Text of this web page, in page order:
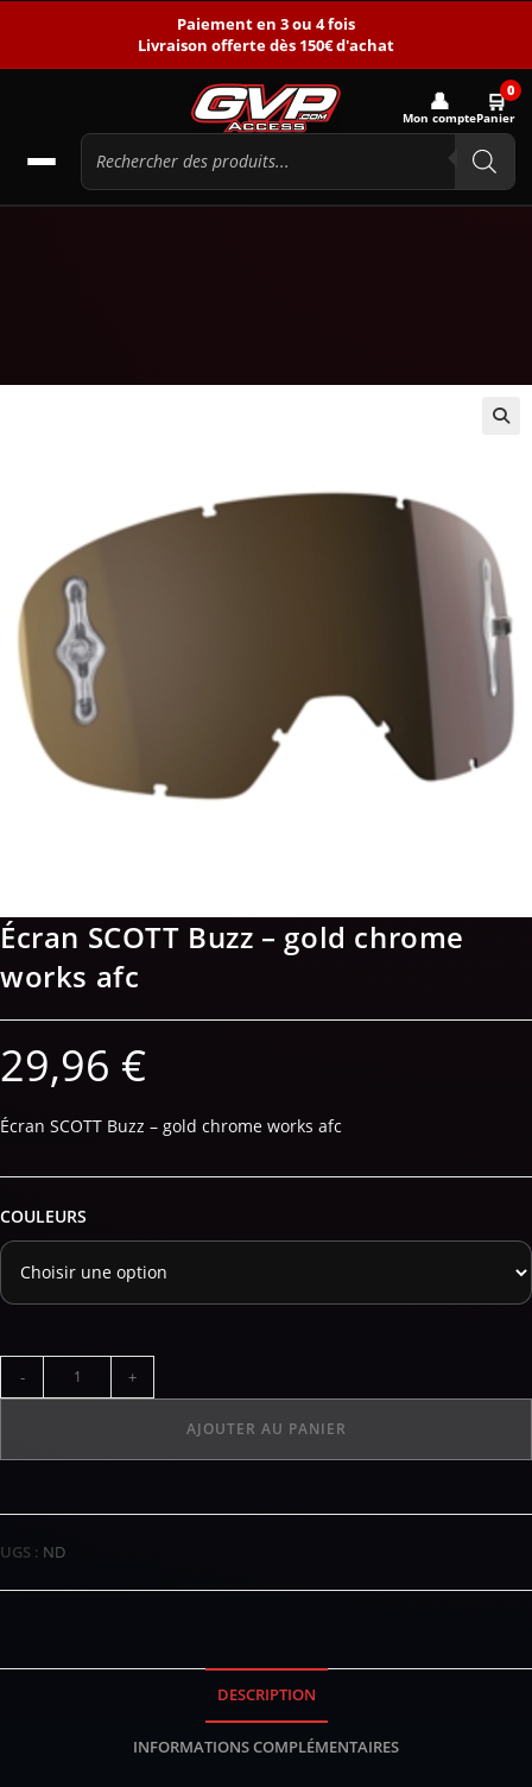
Paiement en 3 ou 4 fois
Livraison offerte dès 150€ d'achat
👤
Mon compte
🛒0
Panier
Écran SCOTT Buzz – gold chrome
works afc
29,96 €
Écran SCOTT Buzz – gold chrome works afc
COULEURS
- +
AJOUTER AU PANIER
UGS : ND
DESCRIPTION
INFORMATIONS COMPLÉMENTAIRES